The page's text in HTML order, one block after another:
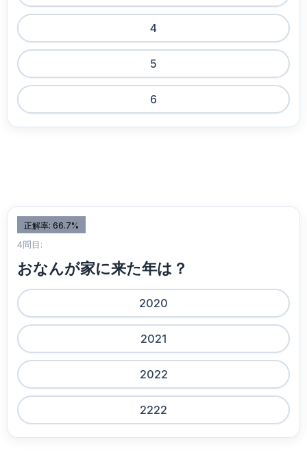
4
5
6
正解率: 66.7%
4問目:
おなんが家に来た年は？
2020
2021
2022
2222